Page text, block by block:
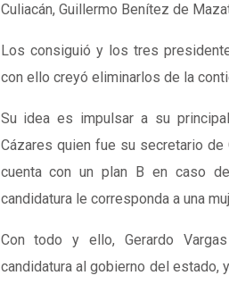
Culiacán, Guillermo Benítez de
Los consiguió y los tres
con ello creyó eliminarlos de la
Su idea es impulsar a su
Cázares quien fue su secretario
cuenta con un plan B en caso
candidatura le corresponda a una
Con todo y ello, Gerardo
candidatura al gobierno del estado,